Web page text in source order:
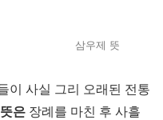
삼우제 뜻
이 사실 그리 오래된 전통
은 장례를 마친 후 사흘